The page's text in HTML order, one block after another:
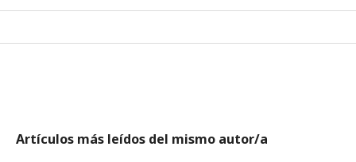
Artículos más leídos del mismo autor/a